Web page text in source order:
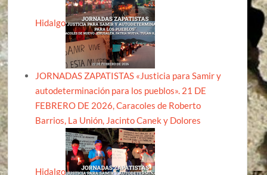
Hidalgo
JORNADAS ZAPATISTAS «Justicia para Samir y
autodeterminación para los pueblos». 21 DE
FEBRERO DE 2026, Caracoles de Roberto
Barrios, La Unión, Jacinto Canek y Dolores
Hidalgo